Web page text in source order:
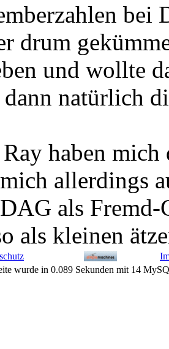
bei
drum
und wollte
natürlich
haben mich
allerdings
als
als kleinen
wurde in 0.089 Sekunden mit 14